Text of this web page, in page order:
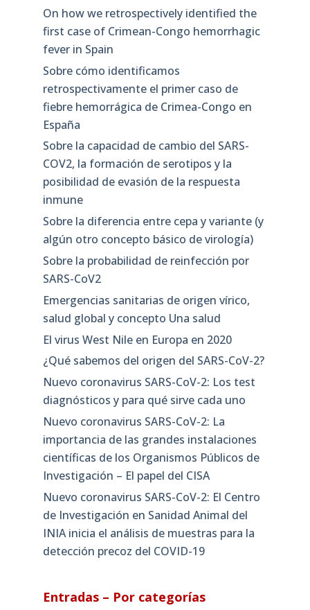
On how we retrospectively identified the
first case of Crimean-Congo hemorrhagic
fever in Spain
Sobre cómo identificamos
retrospectivamente el primer caso de
fiebre hemorrágica de Crimea-Congo en
España
Sobre la capacidad de cambio del SARS-
COV2, la formación de serotipos y la
posibilidad de evasión de la respuesta
inmune
Sobre la diferencia entre cepa y variante (y
algún otro concepto básico de virología)
Sobre la probabilidad de reinfección por
SARS-CoV2
Emergencias sanitarias de origen vírico,
salud global y concepto Una salud
El virus West Nile en Europa en 2020
¿Qué sabemos del origen del SARS-CoV-2?
Nuevo coronavirus SARS-CoV-2: Los test
diagnósticos y para qué sirve cada uno
Nuevo coronavirus SARS-CoV-2: La
importancia de las grandes instalaciones
científicas de los Organismos Públicos de
Investigación – El papel del CISA
Nuevo coronavirus SARS-CoV-2: El Centro
de Investigación en Sanidad Animal del
INIA inicia el análisis de muestras para la
detección precoz del COVID-19
Entradas – Por categorías